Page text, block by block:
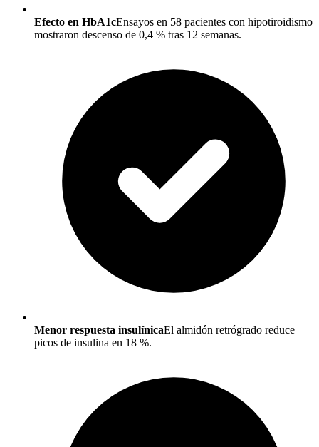
Efecto en HbA1cEnsayos en 58 pacientes con hipotiroidismo
mostraron descenso de 0,4 % tras 12 semanas.
Menor respuesta insulínicaEl almidón retrógrado reduce
picos de insulina en 18 %.